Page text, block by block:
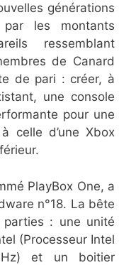
générations
par les montants
ressemblant
de Canard
de pari : créer, à
une console
pour une
celle d’une Xbox
PlayBox One, a
n°18. La bête
: une unité
(Processeur Intel
et un boitier